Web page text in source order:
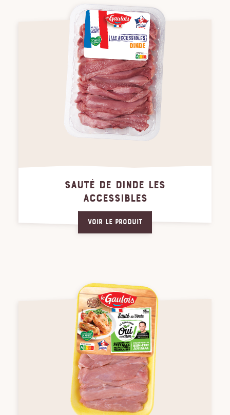
SAUTÉ DE DINDE LES
ACCESSIBLES
Voir le produit